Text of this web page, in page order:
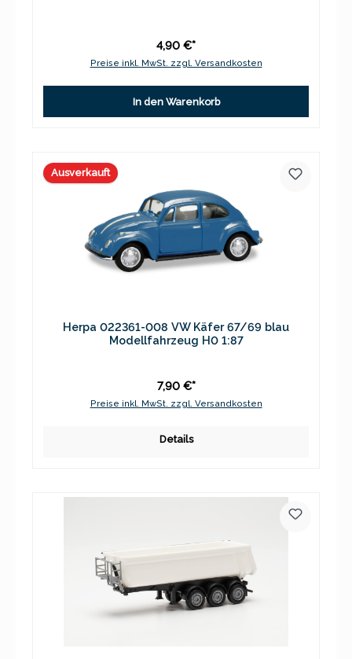
4,90 €*
Preise inkl. MwSt. zzgl. Versandkosten
In den Warenkorb
Ausverkauft
Herpa 022361-008 VW Käfer 67/69 blau
Modellfahrzeug H0 1:87
7,90 €*
Preise inkl. MwSt. zzgl. Versandkosten
Details